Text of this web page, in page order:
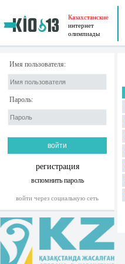
Казахстанские
интернет
олимпиады
Имя пользователя:
Пароль:
регистрация
вспомнить пароль
войти через социальную сеть